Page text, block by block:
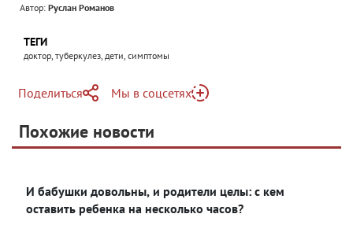
Автор: Руслан Романов
ТЕГИ
доктор, туберкулез, дети, симптомы
Поделиться
Telegram
Одноклассники
Мы в соцсетях
Яндекс Дзен
Похожие новости
И бабушки довольны, и родители целы: с кем
оставить ребенка на несколько часов?